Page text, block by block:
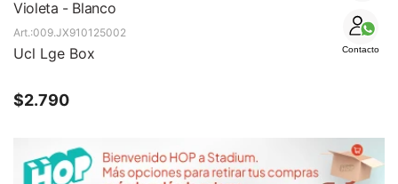
Violeta - Blanco
Contacto
009.JX910125002
Ucl Lge Box
$2.790